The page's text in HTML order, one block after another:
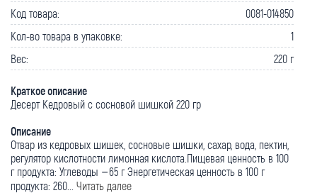
Код товара:
0081-014850
Кол-во товара в упаковке:
1
Вес:
220 г
Краткое описание
Десерт Кедровый с сосновой шишкой 220 гр
Описание
Отвар из кедровых шишек, сосновые шишки, сахар, вода, пектин,
регулятор кислотности лимонная кислота.Пищевая ценность в 100
г продукта: Углеводы –65 г Энергетическая ценность в 100 г
продукта: 260... Читать далее